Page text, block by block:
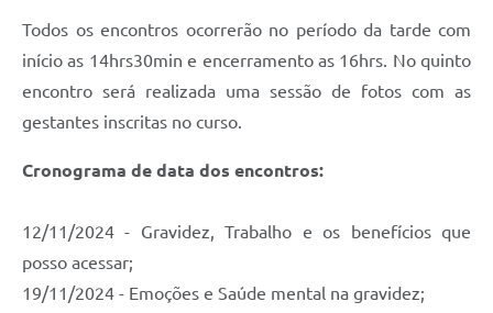
Todos os encontros ocorrerão no período da tarde com
início as 14hrs30min e encerramento as 16hrs. No quinto
encontro será realizada uma sessão de fotos com as
gestantes inscritas no curso.
Cronograma de data dos encontros:
12/11/2024 - Gravidez, Trabalho e os benefícios que
posso acessar;
19/11/2024 - Emoções e Saúde mental na gravidez;